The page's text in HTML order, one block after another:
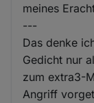
meines
---
Das denke
Gedicht nur
zum extra3-
Angriff